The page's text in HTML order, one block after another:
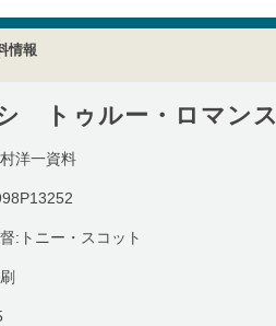
情報
トゥルー・ロマンス
洋一資料
:トニー・スコット